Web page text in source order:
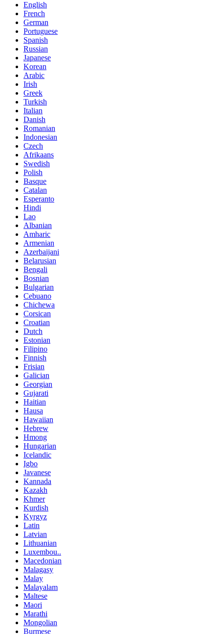
English
French
German
Portuguese
Spanish
Russian
Japanese
Korean
Arabic
Irish
Greek
Turkish
Italian
Danish
Romanian
Indonesian
Czech
Afrikaans
Swedish
Polish
Basque
Catalan
Esperanto
Hindi
Lao
Albanian
Amharic
Armenian
Azerbaijani
Belarusian
Bengali
Bosnian
Bulgarian
Cebuano
Chichewa
Corsican
Croatian
Dutch
Estonian
Filipino
Finnish
Frisian
Galician
Georgian
Gujarati
Haitian
Hausa
Hawaiian
Hebrew
Hmong
Hungarian
Icelandic
Igbo
Javanese
Kannada
Kazakh
Khmer
Kurdish
Kyrgyz
Latin
Latvian
Lithuanian
Luxembou..
Macedonian
Malagasy
Malay
Malayalam
Maltese
Maori
Marathi
Mongolian
Burmese